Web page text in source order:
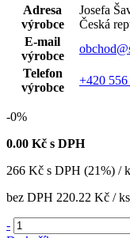
Adresa
výrobce
Josefa
Česká
E-mail
výrobce
Telefon
výrobce
+420
-0%
0.00 Kč s DPH
266 Kč s DPH (21%) /
bez DPH 220.22 Kč / ks
-